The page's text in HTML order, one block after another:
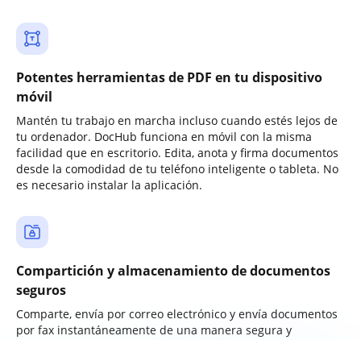
Potentes herramientas de PDF en tu dispositivo
móvil
Mantén tu trabajo en marcha incluso cuando estés lejos de
tu ordenador. DocHub funciona en móvil con la misma
facilidad que en escritorio. Edita, anota y firma documentos
desde la comodidad de tu teléfono inteligente o tableta. No
es necesario instalar la aplicación.
Compartición y almacenamiento de documentos
seguros
Comparte, envía por correo electrónico y envía documentos
por fax instantáneamente de una manera segura y